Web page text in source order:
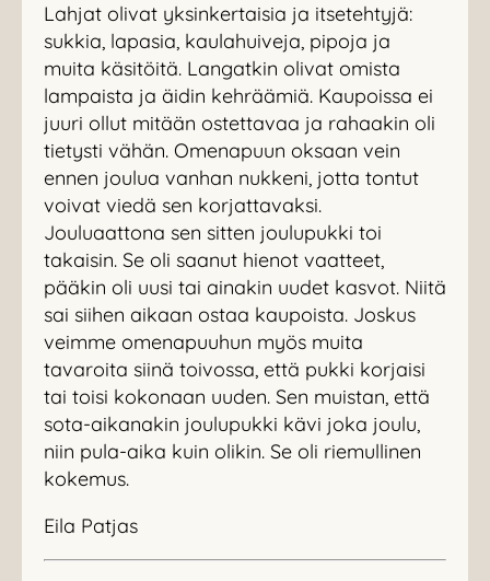
Lahjat olivat yksinkertaisia ja itsetehtyjä:
sukkia, lapasia, kaulahuiveja, pipoja ja
muita käsitöitä. Langatkin olivat omista
lampaista ja äidin kehräämiä. Kaupoissa ei
juuri ollut mitään ostettavaa ja rahaakin oli
tietysti vähän. Omenapuun oksaan vein
ennen joulua vanhan nukkeni, jotta tontut
voivat viedä sen korjattavaksi.
Jouluaattona sen sitten joulupukki toi
takaisin. Se oli saanut hienot vaatteet,
pääkin oli uusi tai ainakin uudet kasvot. Niitä
sai siihen aikaan ostaa kaupoista. Joskus
veimme omenapuuhun myös muita
tavaroita siinä toivossa, että pukki korjaisi
tai toisi kokonaan uuden. Sen muistan, että
sota-aikanakin joulupukki kävi joka joulu,
niin pula-aika kuin olikin. Se oli riemullinen
kokemus.
Eila Patjas